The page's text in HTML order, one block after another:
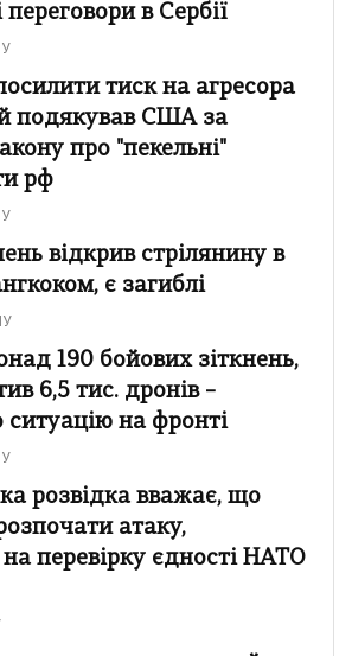
в Сербії
тиск на агресора
подякував США за
про "пекельні"
рф
відкрив стрілянину в
є загиблі
190 бойових зіткнень,
6,5 тис. дронів –
на фронті
розвідка вважає, що
атаку,
перевірку єдності НАТО